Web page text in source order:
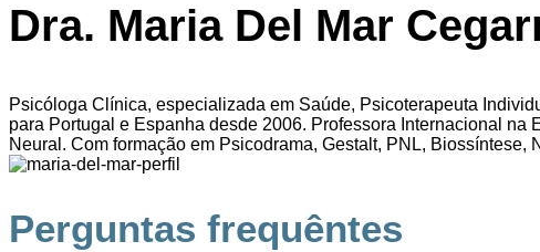
Dra. Maria Del Mar
Psicóloga Clínica, especializada em Saúde, Psicoterapeuta
para Portugal e Espanha desde 2006. Professora Internacional
Neural. Com formação em Psicodrama, Gestalt, PNL,
Perguntas frequêntes